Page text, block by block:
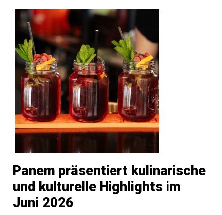
Panem präsentiert kulinarische
und kulturelle Highlights im
Juni 2026